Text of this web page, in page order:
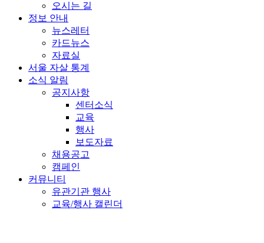
오시는 길
정보 안내
뉴스레터
카드뉴스
자료실
서울 자살 통계
소식 알림
공지사항
센터소식
교육
행사
보도자료
채용공고
캠페인
커뮤니티
유관기관 행사
교육/행사 캘린더